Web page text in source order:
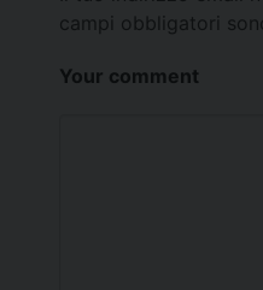
campi obbligatori
Your comment